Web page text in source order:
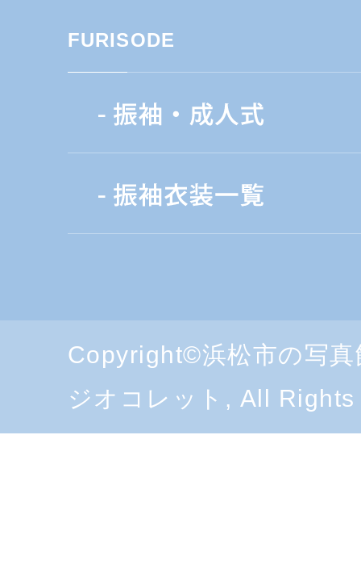
FURISODE
Copyright©浜松市の写
ジオコレット, All